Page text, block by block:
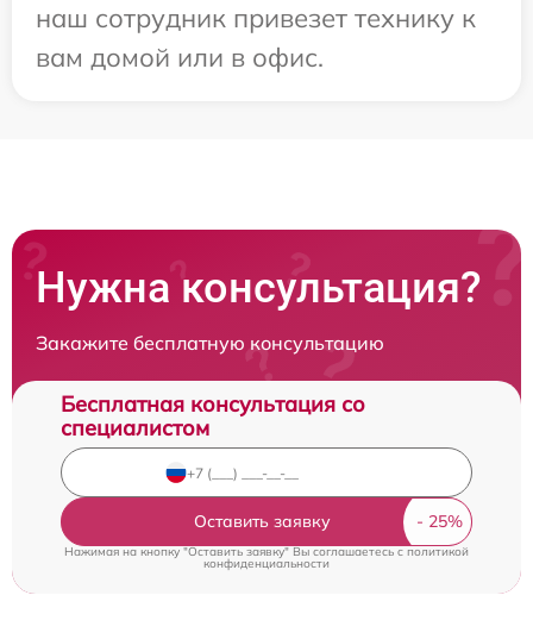
наш сотрудник привезет технику к
вам домой или в офис.
Нужна консультация?
Закажите бесплатную консультацию
Бесплатная консультация со
специалистом
Оставить заявку
Нажимая на кнопку "Оставить заявку" Вы соглашаетесь cполитикой
конфиденциальности